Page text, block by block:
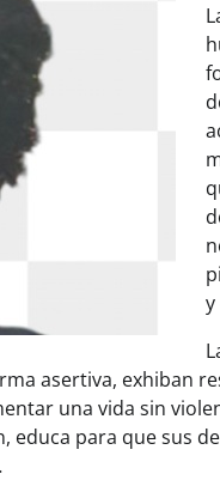
asertiva, exhiban
una vida sin
para que sus